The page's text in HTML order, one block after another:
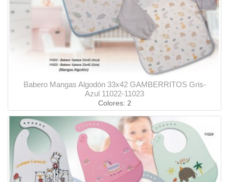
Babero Mangas Algodón 33x42 GAMBERRITOS Gris-
Azul 11022-11023
Colores: 2